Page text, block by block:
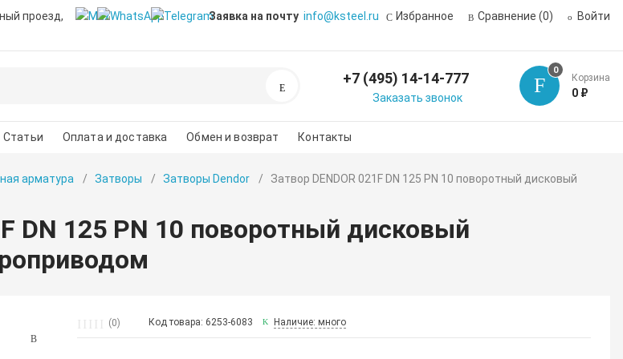
проезд,
Заявка на почту info@ksteel.ru Избранное Сравнение (0) Войти
Поиск +7 (495) 14-14-777
Заказать звонок
0
Корзина
0 ₽
Статьи Оплата и доставка Обмен и возврат Контакты
арматура Затворы Затворы Dendor
Затвор DENDOR 021F DN 125 PN 10 поворотный дисковый
DN 125 PN 10 поворотный дисковый
(0) Код товара: 6253-6083 Наличие: много